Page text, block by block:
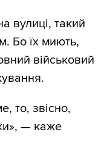
вулиці, такий
Бо їх миють,
військовий
то, звісно,
— каже